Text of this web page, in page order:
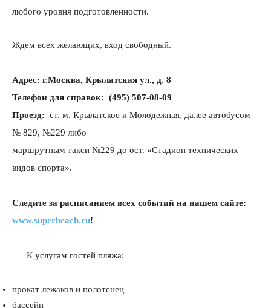
любого уровня подготовленности.
Ждем всех желающих, вход свободный.
Адрес: г.Москва, Крылатская ул., д. 8
Телефон для справок: (495) 507-08-09
Проезд: ст. м. Крылатское и Молодежная, далее автобусом
№ 829, №229 либо
маршрутным такси №229 до ост. «Стадион технических
видов спорта».
Следите за расписанием всех событий на нашем сайте:
www.superbeach.ru!
К услугам гостей пляжа:
прокат лежаков и полотенец
бассейн